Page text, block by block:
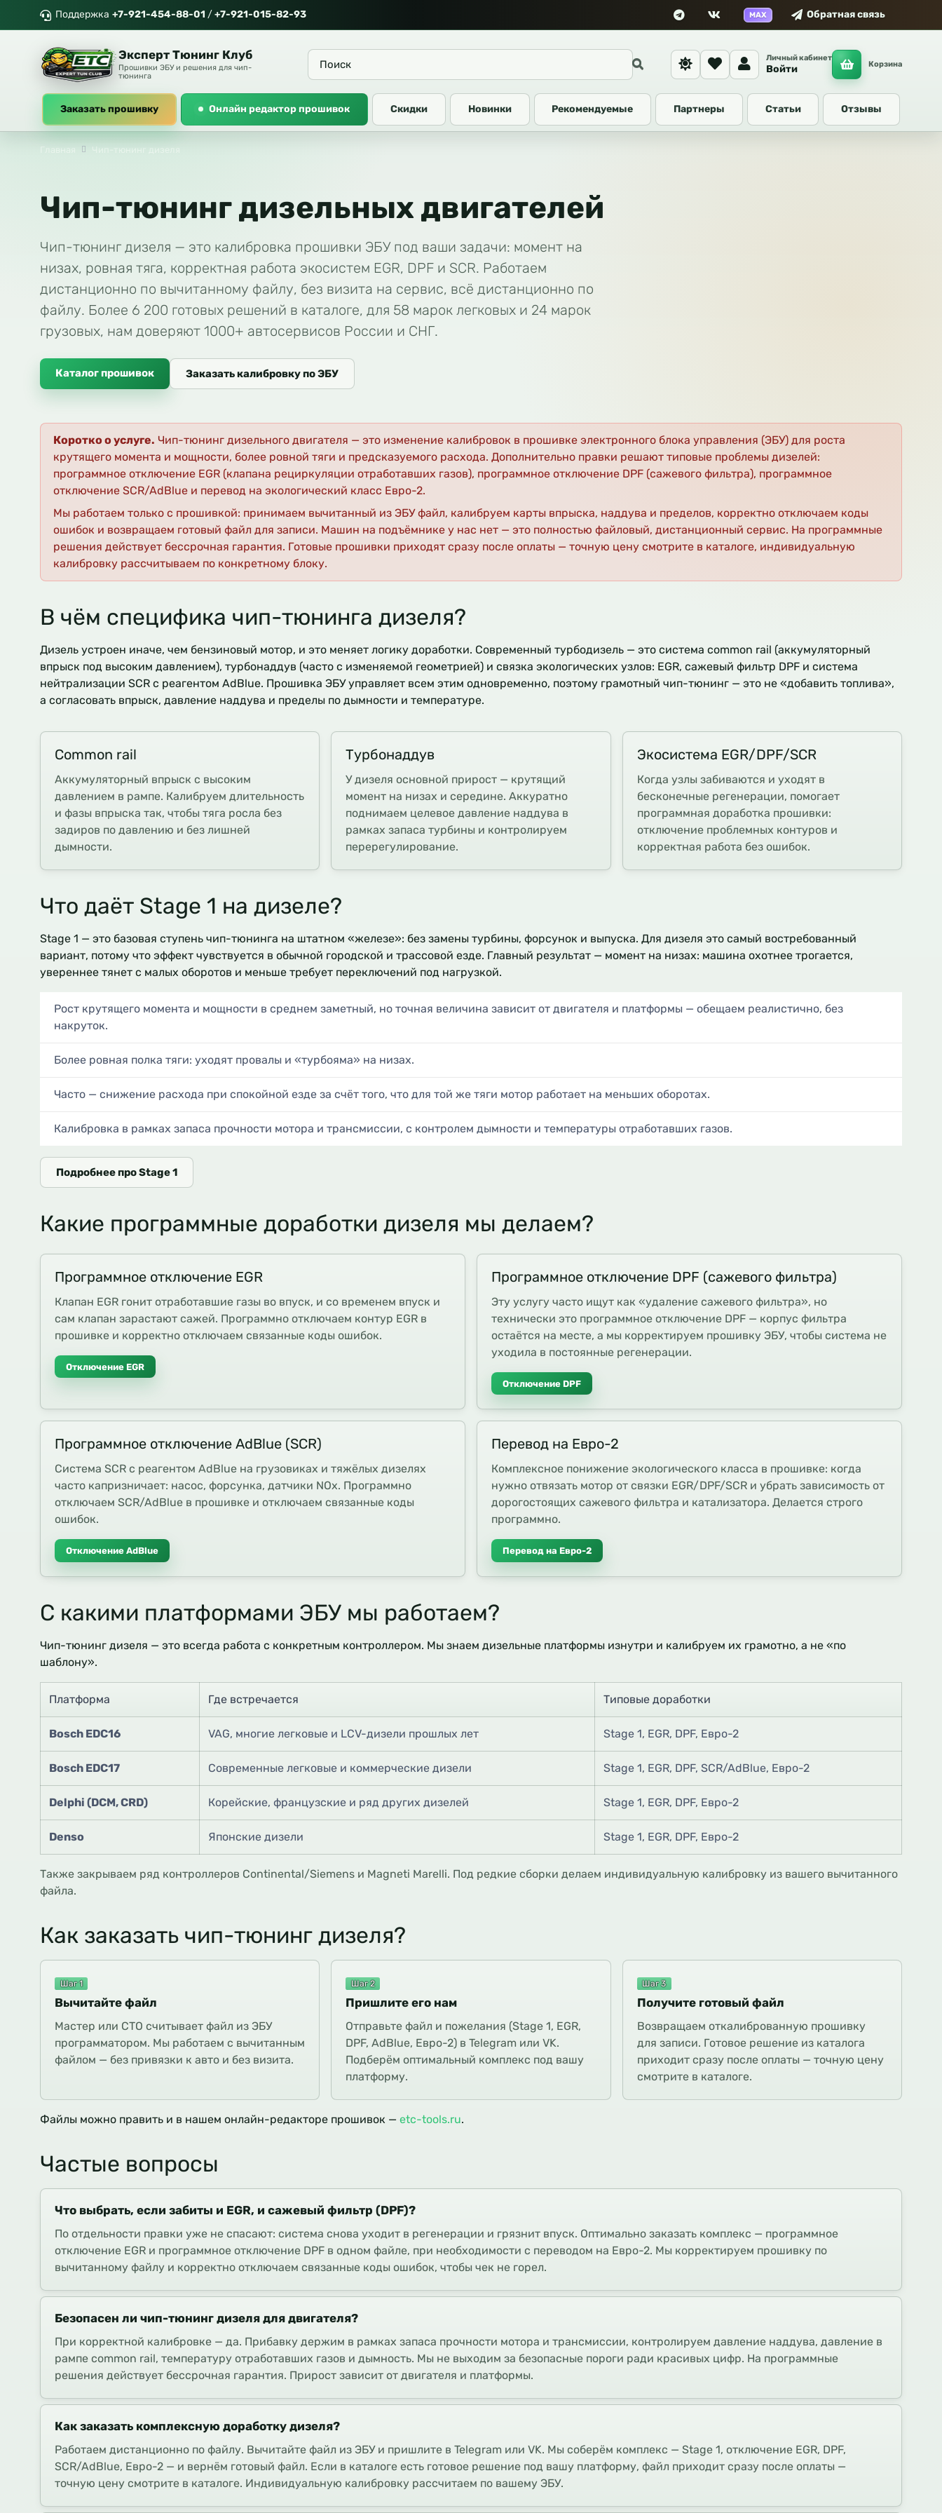
Поддержка +7-921-454-88-01 /+7-921-015-82-93 MAX Обратная связь
Эксперт Тюнинг Клуб
Прошивки ЭБУ и решения для чип-
тюнинга
Личный кабинет
Войти Корзина
Заказать прошивку Онлайн редактор прошивок Скидки Новинки Рекомендуемые Партнеры Статьи Отзывы
Главная Чип-тюнинг дизеля
Чип-тюнинг дизельных двигателей
Чип-тюнинг дизеля — это калибровка прошивки ЭБУ под ваши задачи: момент на
низах, ровная тяга, корректная работа экосистем EGR, DPF и SCR. Работаем
дистанционно по вычитанному файлу, без визита на сервис, всё дистанционно по
файлу. Более 6 200 готовых решений в каталоге, для 58 марок легковых и 24 марок
грузовых, нам доверяют 1000+ автосервисов России и СНГ.
Каталог прошивок Заказать калибровку по ЭБУ
Коротко о услуге. Чип-тюнинг дизельного двигателя — это изменение калибровок в прошивке электронного блока управления (ЭБУ) для роста
крутящего момента и мощности, более ровной тяги и предсказуемого расхода. Дополнительно правки решают типовые проблемы дизелей:
программное отключение EGR (клапана рециркуляции отработавших газов), программное отключение DPF (сажевого фильтра), программное
отключение SCR/AdBlue и перевод на экологический класс Евро-2.
Мы работаем только с прошивкой: принимаем вычитанный из ЭБУ файл, калибруем карты впрыска, наддува и пределов, корректно отключаем коды
ошибок и возвращаем готовый файл для записи. Машин на подъёмнике у нас нет — это полностью файловый, дистанционный сервис. На программные
решения действует бессрочная гарантия. Готовые прошивки приходят сразу после оплаты — точную цену смотрите в каталоге, индивидуальную
калибровку рассчитываем по конкретному блоку.
В чём специфика чип-тюнинга дизеля?
Дизель устроен иначе, чем бензиновый мотор, и это меняет логику доработки. Современный турбодизель — это система common rail (аккумуляторный
впрыск под высоким давлением), турбонаддув (часто с изменяемой геометрией) и связка экологических узлов: EGR, сажевый фильтр DPF и система
нейтрализации SCR с реагентом AdBlue. Прошивка ЭБУ управляет всем этим одновременно, поэтому грамотный чип-тюнинг — это не «добавить топлива»,
а согласовать впрыск, давление наддува и пределы по дымности и температуре.
Common rail
Аккумуляторный впрыск с высоким
давлением в рампе. Калибруем длительность
и фазы впрыска так, чтобы тяга росла без
задиров по давлению и без лишней
дымности.
Турбонаддув
У дизеля основной прирост — крутящий
момент на низах и середине. Аккуратно
поднимаем целевое давление наддува в
рамках запаса турбины и контролируем
перерегулирование.
Экосистема EGR/DPF/SCR
Когда узлы забиваются и уходят в
бесконечные регенерации, помогает
программная доработка прошивки:
отключение проблемных контуров и
корректная работа без ошибок.
Что даёт Stage 1 на дизеле?
Stage 1 — это базовая ступень чип-тюнинга на штатном «железе»: без замены турбины, форсунок и выпуска. Для дизеля это самый востребованный
вариант, потому что эффект чувствуется в обычной городской и трассовой езде. Главный результат — момент на низах: машина охотнее трогается,
увереннее тянет с малых оборотов и меньше требует переключений под нагрузкой.
Рост крутящего момента и мощности в среднем заметный, но точная величина зависит от двигателя и платформы — обещаем реалистично, без
накруток.
Более ровная полка тяги: уходят провалы и «турбояма» на низах.
Часто — снижение расхода при спокойной езде за счёт того, что для той же тяги мотор работает на меньших оборотах.
Калибровка в рамках запаса прочности мотора и трансмиссии, с контролем дымности и температуры отработавших газов.
Подробнее про Stage 1
Какие программные доработки дизеля мы делаем?
Программное отключение EGR
Клапан EGR гонит отработавшие газы во впуск, и со временем впуск и
сам клапан зарастают сажей. Программно отключаем контур EGR в
прошивке и корректно отключаем связанные коды ошибок.
Отключение EGR
Программное отключение DPF (сажевого фильтра)
Эту услугу часто ищут как «удаление сажевого фильтра», но
технически это программное отключение DPF — корпус фильтра
остаётся на месте, а мы корректируем прошивку ЭБУ, чтобы система не
уходила в постоянные регенерации.
Отключение DPF
Программное отключение AdBlue (SCR)
Система SCR с реагентом AdBlue на грузовиках и тяжёлых дизелях
часто капризничает: насос, форсунка, датчики NOx. Программно
отключаем SCR/AdBlue в прошивке и отключаем связанные коды
ошибок.
Отключение AdBlue
Перевод на Евро-2
Комплексное понижение экологического класса в прошивке: когда
нужно отвязать мотор от связки EGR/DPF/SCR и убрать зависимость от
дорогостоящих сажевого фильтра и катализатора. Делается строго
программно.
Перевод на Евро-2
С какими платформами ЭБУ мы работаем?
Чип-тюнинг дизеля — это всегда работа с конкретным контроллером. Мы знаем дизельные платформы изнутри и калибруем их грамотно, а не «по
шаблону».
Платформа Где встречается Типовые доработки
Bosch EDC16 VAG, многие легковые и LCV-дизели прошлых лет Stage 1, EGR, DPF, Евро-2
Bosch EDC17 Современные легковые и коммерческие дизели Stage 1, EGR, DPF, SCR/AdBlue, Евро-2
Delphi (DCM, CRD) Корейские, французские и ряд других дизелей Stage 1, EGR, DPF, Евро-2
Denso Японские дизели Stage 1, EGR, DPF, Евро-2
Также закрываем ряд контроллеров Continental/Siemens и Magneti Marelli. Под редкие сборки делаем индивидуальную калибровку из вашего вычитанного
файла.
Как заказать чип-тюнинг дизеля?
Шаг 1
Вычитайте файл
Мастер или СТО считывает файл из ЭБУ
программатором. Мы работаем с вычитанным
файлом — без привязки к авто и без визита.
Шаг 2
Пришлите его нам
Отправьте файл и пожелания (Stage 1, EGR,
DPF, AdBlue, Евро-2) в Telegram или VK.
Подберём оптимальный комплекс под вашу
платформу.
Шаг 3
Получите готовый файл
Возвращаем откалиброванную прошивку
для записи. Готовое решение из каталога
приходит сразу после оплаты — точную цену
смотрите в каталоге.
Файлы можно править и в нашем онлайн-редакторе прошивок — etc-tools.ru.
Частые вопросы
Что выбрать, если забиты и EGR, и сажевый фильтр (DPF)?
По отдельности правки уже не спасают: система снова уходит в регенерации и грязнит впуск. Оптимально заказать комплекс — программное
отключение EGR и программное отключение DPF в одном файле, при необходимости с переводом на Евро-2. Мы корректируем прошивку по
вычитанному файлу и корректно отключаем связанные коды ошибок, чтобы чек не горел.
Безопасен ли чип-тюнинг дизеля для двигателя?
При корректной калибровке — да. Прибавку держим в рамках запаса прочности мотора и трансмиссии, контролируем давление наддува, давление в
рампе common rail, температуру отработавших газов и дымность. Мы не выходим за безопасные пороги ради красивых цифр. На программные
решения действует бессрочная гарантия. Прирост зависит от двигателя и платформы.
Как заказать комплексную доработку дизеля?
Работаем дистанционно по файлу. Вычитайте файл из ЭБУ и пришлите в Telegram или VK. Мы соберём комплекс — Stage 1, отключение EGR, DPF,
SCR/AdBlue, Евро-2 — и вернём готовый файл. Если в каталоге есть готовое решение под вашу платформу, файл приходит сразу после оплаты —
точную цену смотрите в каталоге. Индивидуальную калибровку рассчитаем по вашему ЭБУ.